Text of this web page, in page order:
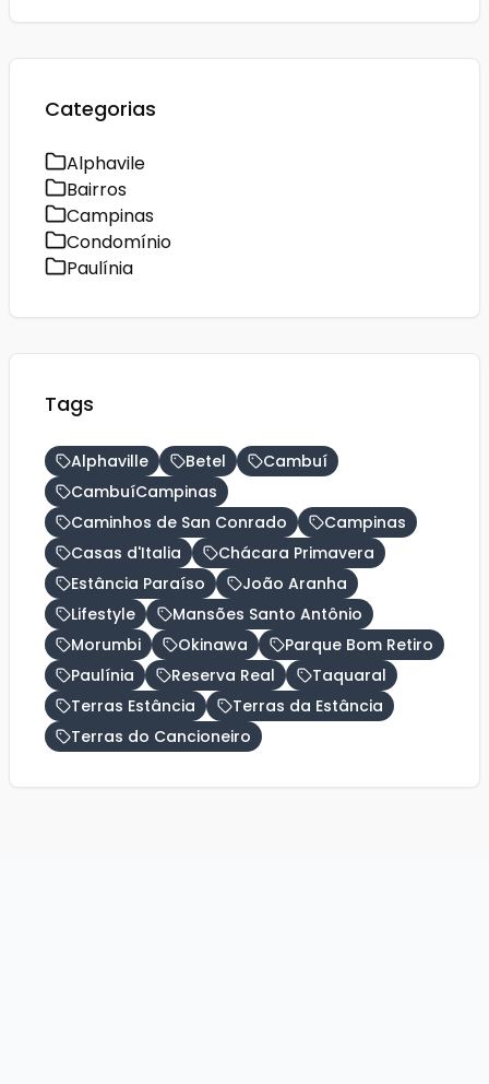
Categorias
Alphavile
Bairros
Campinas
Condomínio
Paulínia
Tags
Alphaville Betel
Cambuí
CambuíCampinas
Caminhos de San Conrado
Campinas
Casas d'Italia
Chácara Primavera
Estância Paraíso
João Aranha
Lifestyle
Mansões Santo Antônio
Morumbi
Okinawa
Parque Bom Retiro
Paulínia
Reserva Real
Taquaral
Terras Estância
Terras da Estância
Terras do Cancioneiro